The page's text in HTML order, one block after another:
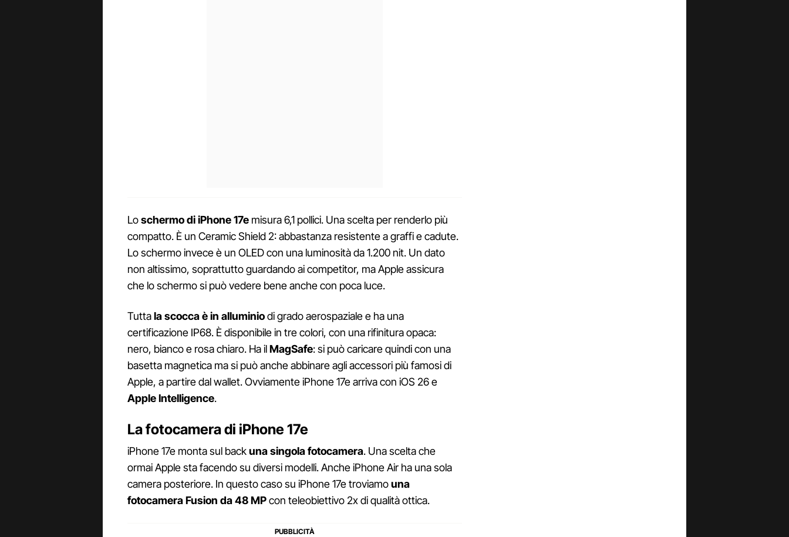
Loschermo di iPhone 17e misura 6,1 pollici. Una scelta per renderlo più
compatto. È un Ceramic Shield 2: abbastanza resistente a graffi e cadute.
Lo schermo invece è un OLED con una luminosità da 1.200 nit. Un dato
non altissimo, soprattutto guardando ai competitor, ma Apple assicura
che lo schermo si può vedere bene anche con poca luce.
Tuttala scocca è in alluminiodi grado aerospaziale e ha una
certificazione IP68. È disponibile in tre colori, con una rifinitura opaca:
nero, bianco e rosa chiaro. Ha ilMagSafe: si può caricare quindi con una
basetta magnetica ma si può anche abbinare agli accessori più famosi di
Apple, a partire dal wallet. Ovviamente iPhone 17e arriva con iOS 26 e
Apple Intelligence.
La fotocamera di iPhone 17e
iPhone 17e monta sul backuna singola fotocamera. Una scelta che
ormai Apple sta facendo su diversi modelli. Anche iPhone Air ha una sola
camera posteriore. In questo caso su iPhone 17e troviamouna
fotocamera Fusion da 48 MPcon teleobiettivo 2x di qualità ottica.